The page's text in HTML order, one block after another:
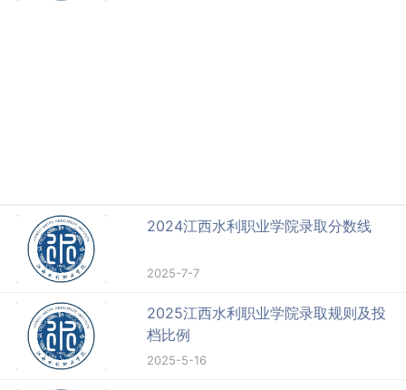
2024江西水利职业学院录取分数线
2025-7-7
2025江西水利职业学院录取规则及投
档比例
2025-5-16